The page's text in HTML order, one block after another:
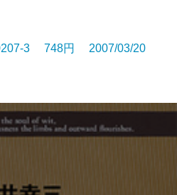
3 748円 2007/03/20